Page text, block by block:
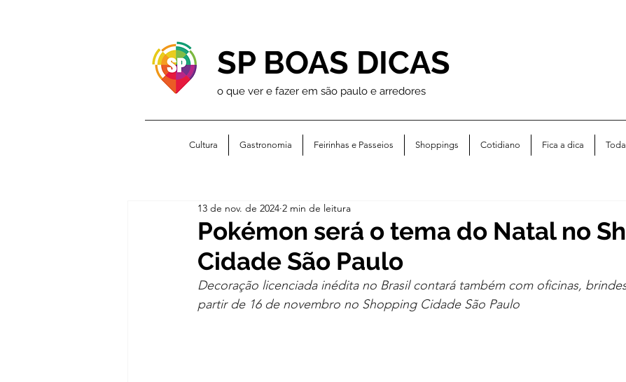
SP BOAS DICAS
o que ver e fazer em são paulo e arredores
Cultura Gastronomia Feirinhas e Passeios Shoppings Cotidiano Fica a dica
Pokémon será o tema do Natal no
Cidade São Paulo
13 de nov. de 2024 2 min de leitura
Decoração licenciada inédita no Brasil contará também com oficinas,
partir de 16 de novembro no Shopping Cidade São Paulo